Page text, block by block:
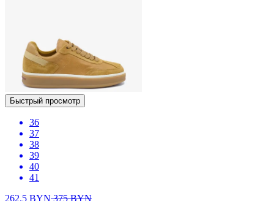
Быстрый просмотр
36
37
38
39
40
41
262.5 BYN375BYN